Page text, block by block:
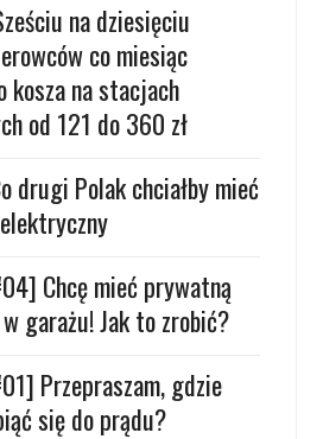
na dziesięciu
co miesiąc
kosza na stacjach
od 121 do 360 zł
drugi Polak chciałby mieć
Chcę mieć prywatną
garażu! Jak to zrobić?
Przepraszam, gdzie
się do prądu?